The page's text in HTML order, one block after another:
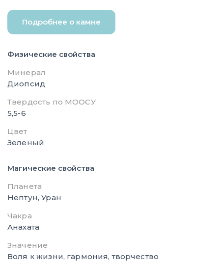
Подробнее о камне
Физические свойства
Минерал
Диопсид
Твердость по МООСУ
5,5-6
Цвет
Зеленый
Магические свойства
Планета
Нептун, Уран
Чакра
Анахата
Значение
Воля к жизни, гармония, творчество